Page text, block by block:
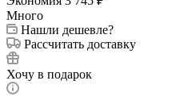
Много
Нашли дешевле?
Рассчитать доставку
Хочу в подарок